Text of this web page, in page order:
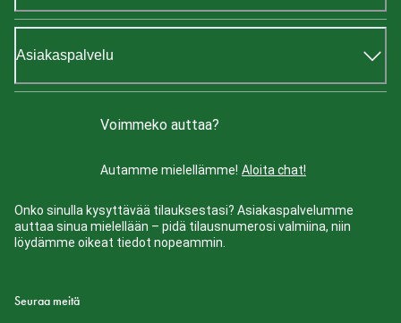
Asiakaspalvelu
Voimmeko auttaa?
Autamme mielellämme! Aloita chat!
Onko sinulla kysyttävää tilauksestasi? Asiakaspalvelumme
auttaa sinua mielellään – pidä tilausnumerosi valmiina, niin
löydämme oikeat tiedot nopeammin.
Seuraa meitä